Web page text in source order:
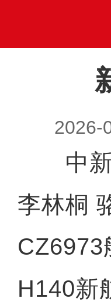
2026-
中新
李林桐
CZ6973
H140新